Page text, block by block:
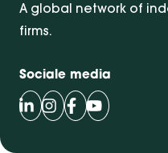
A global network of
firms.
Sociale media
Volg Bentacera op
Volg Bentacera op
VolgVolg